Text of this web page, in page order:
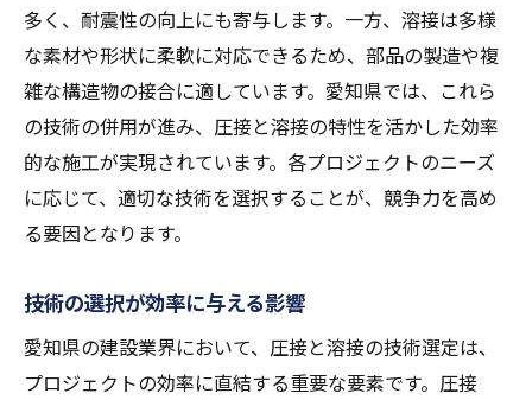
多く、耐震性の向上にも寄与します。一方、溶接は多様
な素材や形状に柔軟に対応できるため、部品の製造や複
雑な構造物の接合に適しています。愛知県では、これら
の技術の併用が進み、圧接と溶接の特性を活かした効率
的な施工が実現されています。各プロジェクトのニーズ
に応じて、適切な技術を選択することが、競争力を高め
る要因となります。
技術の選択が効率に与える影響
愛知県の建設業界において、圧接と溶接の技術選定は、
プロジェクトの効率に直結する重要な要素です。圧接